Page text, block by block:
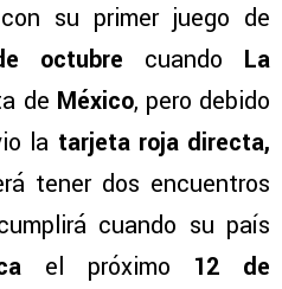
su primer juego de
octubre cuando La
de México, pero debido
la tarjeta roja directa,
tener dos encuentros
cuando su país
el próximo 12 de